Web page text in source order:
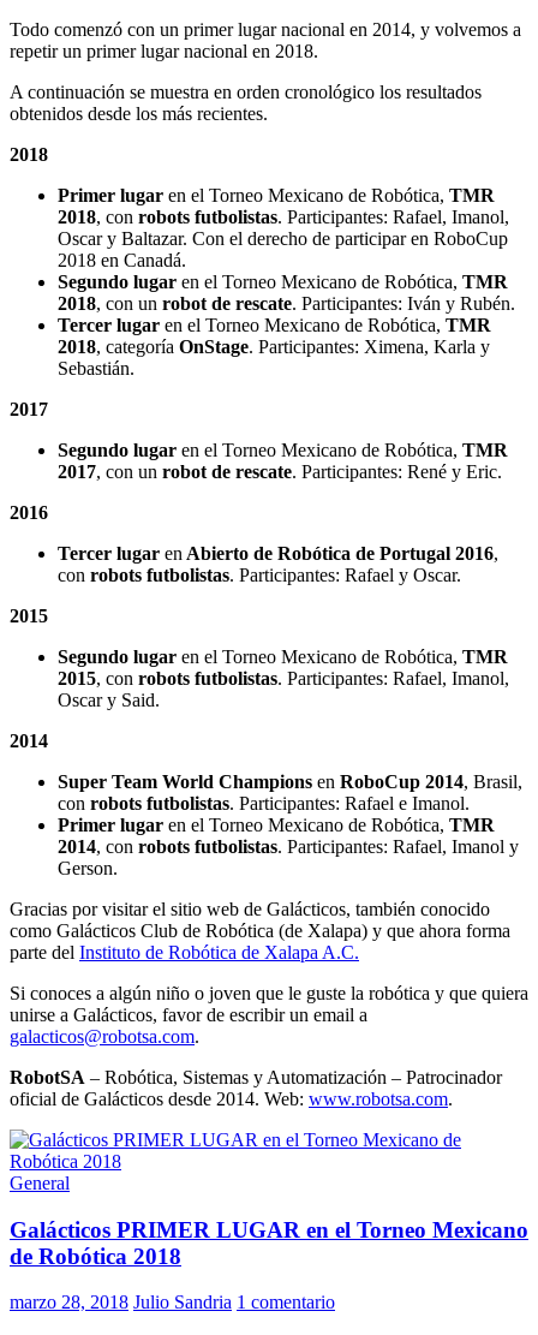
Todo comenzó con un primer lugar nacional en 2014, y volvemos a
repetir un primer lugar nacional en 2018.
A continuación se muestra en orden cronológico los resultados
obtenidos desde los más recientes.
2018
Primer lugar en el Torneo Mexicano de Robótica, TMR
2018, con robots futbolistas. Participantes: Rafael, Imanol,
Oscar y Baltazar. Con el derecho de participar en RoboCup
2018 en Canadá.
Segundo lugar en el Torneo Mexicano de Robótica, TMR
2018, con un robot de rescate. Participantes: Iván y Rubén.
Tercer lugar en el Torneo Mexicano de Robótica, TMR
2018, categoría OnStage. Participantes: Ximena, Karla y
Sebastián.
2017
Segundo lugar en el Torneo Mexicano de Robótica, TMR
2017, con un robot de rescate. Participantes: René y Eric.
2016
Tercer lugar en Abierto de Robótica de Portugal 2016,
con robots futbolistas. Participantes: Rafael y Oscar.
2015
Segundo lugar en el Torneo Mexicano de Robótica, TMR
2015, con robots futbolistas. Participantes: Rafael, Imanol,
Oscar y Said.
2014
Super Team World Champions en RoboCup 2014, Brasil,
con robots futbolistas. Participantes: Rafael e Imanol.
Primer lugar en el Torneo Mexicano de Robótica, TMR
2014, con robots futbolistas. Participantes: Rafael, Imanol y
Gerson.
Gracias por visitar el sitio web de Galácticos, también conocido
como Galácticos Club de Robótica (de Xalapa) y que ahora forma
parte del Instituto de Robótica de Xalapa A.C.
Si conoces a algún niño o joven que le guste la robótica y que quiera
unirse a Galácticos, favor de escribir un email a
galacticos@robotsa.com.
RobotSA – Robótica, Sistemas y Automatización – Patrocinador
oficial de Galácticos desde 2014. Web: www.robotsa.com.
General
Galácticos PRIMER LUGAR en el Torneo Mexicano
de Robótica 2018
marzo 28, 2018 Julio Sandria 1 comentario